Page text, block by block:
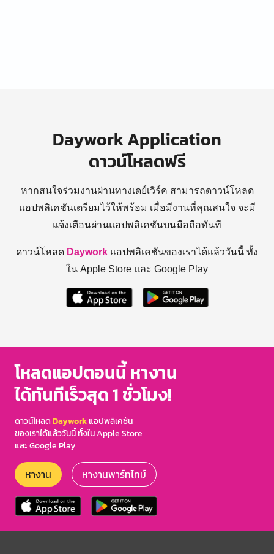
Daywork Application
ดาวน์โหลดฟรี
หากสนใจร่วมงานผ่านทางเดย์เวิร์ค สามารถดาวน์โหลด
แอปพลิเคชันเตรียมไว้ให้พร้อม เมื่อมีงานที่คุณสนใจ จะมี
แจ้งเตือนผ่านแอปพลิเคชันบนมือถือทันที
ดาวน์โหลด Daywork แอปพลิเคชันของเราได้แล้ววันนี้ ทั้ง
ใน Apple Store และ Google Play
โหลดแอปตอนนี้ หางาน
ได้ทันทีเร็วสุด 1 ชั่วโมง!
ดาวน์โหลดDayworkแอปพลิเคชัน
ของเราได้แล้ววันนี้ ทั้งใน Apple Store
และ Google Play
หางาน หางานพาร์ทไทม์